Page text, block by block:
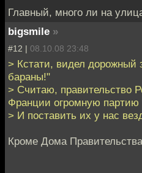
Главный, много ли на
bigsmile »
#12 | 08.10.08 23:48
> Кстати, видел дорожный
бараны!"
> Считаю, правительство
Франции огромную партию
> И поставить их у нас
Кроме Дома